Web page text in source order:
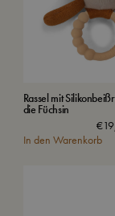
Rassel mit
die Füchsin
€
In den Warenkorb